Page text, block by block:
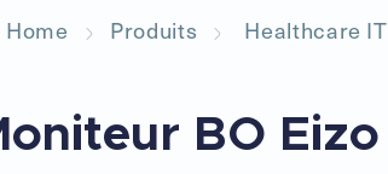
Home Produits Healthcare IT
BO Eizo